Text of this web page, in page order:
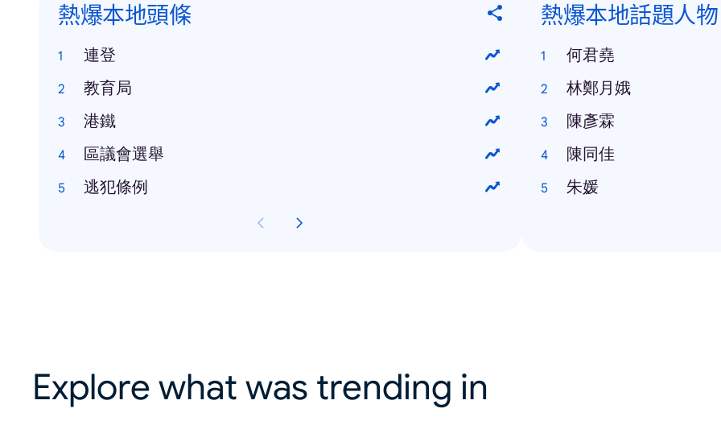
熱爆本地頭條
連登
教育局
港鐵
區議會選舉
逃犯條例
熱爆本地話題人物
何君堯
林鄭月娥
陳彥霖
陳同佳
朱媛
Explore what was trending in